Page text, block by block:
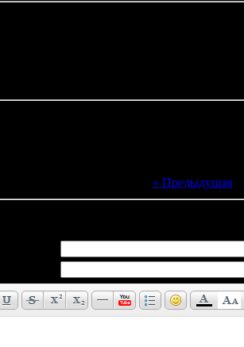
« Предыдущая|